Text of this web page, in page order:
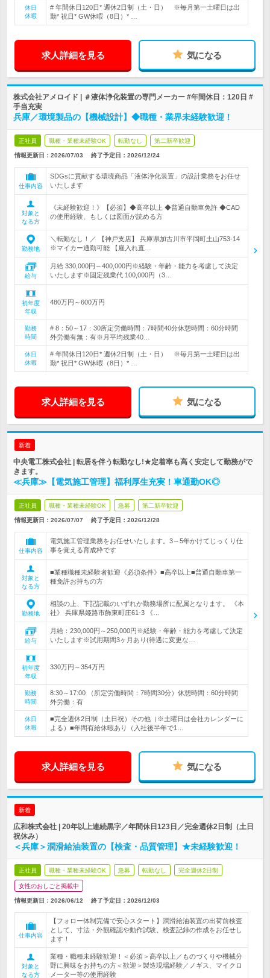
休日
休暇
# 年間休日120日* 週休2日制（土・日） ※毎月第一土曜日は出
勤* 祝日* GW休暇（8日）* …
求人詳細を見る 気になる
株式会社アメロイド | ＃液体浄化装置の専門メーカー #年間休日：120日 #
手当充実
兵庫／環境製品の【機械設計】◆職種・業界未経験歓迎！
正社員 職種・業種未経験OK 転勤なし 第二新卒歓迎
情報更新日：2026/07/03 終了予定日： 2026/12/24
仕事内容
SDGsに貢献する環境商品「液体浄化装置」の設計業務をお任せ
いたします
対象と
なる方
《未経験歓迎！》【必須】◆高卒以上 ◆普通自動車免許 ◆CAD
の使用経験、もしくは図面が読める方
勤務地
＼転勤なし！／ 【神戸支店】 兵庫県加古川市平岡町土山753-14
※マイカー通勤可能 【雇入れ直…
給与
月給 330,000円～400,000円※経験・年齢・能力を考慮して決定
いたします※固定残業代 100,000円（3…
初年度
年収
480万円～600万円
勤務
時間
# 8：50～17：30所定労働時間：7時間40分休憩時間：60分時間
外労働有無：有※月平均残業40…
休日
休暇
# 年間休日120日* 週休2日制（土・日） ※毎月第一土曜日は出
勤* 祝日* GW休暇（8日）* …
求人詳細を見る 気になる
新着
中央電工株式会社 | 転居を伴う転勤なし!★定着率も高く安定して勤務がで
きます。
≪兵庫≫【電気施工管理】福利厚生充実！車通勤OK◎
正社員 職種・業種未経験OK 急募 第二新卒歓迎
情報更新日：2026/07/07 終了予定日： 2026/12/28
仕事内容
電気施工管理業務をお任せいたします。3～5年かけてじっくり仕
事を覚える育成枠です
対象と
なる方
■業種職種未経験者歓迎《必須条件》■高卒以上■普通自動車第一
種免許お持ちの方
勤務地
相談の上、下記記載のいずれか勤務場所に配属となります。 《本
社》 兵庫県姫路市飾東町庄61-3 《…
給与
月給：230,000円～250,000円※経験・年齢・能力を考慮して決定
いたします※試用期間3ヶ月あり(待遇に変更な…
初年度
年収
330万円～354万円
勤務
時間
8:30～17:00 （所定労働時間：7時間30分）休憩時間：60分時間
外労働：有
休日
休暇
■完全週休2日制（土日祝）その他（※土曜日は会社カレンダーに
よる）■年間有給休暇あり（入社後半年で1…
求人詳細を見る 気になる
新着
広和株式会社 | 20年以上連続黒字／年間休日123日／完全週休2日制（土日
祝休み）
＜兵庫＞潤滑給油装置の【検査・品質管理】★未経験歓迎！
正社員 職種・業種未経験OK 急募 転勤なし 完全週休2日制
女性のおしごと掲載中
情報更新日：2026/06/12 終了予定日： 2026/12/03
仕事内容
【フォロー体制完備で安心スタート】潤滑給油装置の出荷前検査
として、寸法・外観確認や動作試験、検査記録の作成をお任せし
ます！
対象と
なる方
業種・職種未経験歓迎！＜必須＞高卒以上／ものづくりや機械分
野に興味をお持ちの方＜歓迎＞製造現場経験／ノギス、マイクロ
メーター等の使用経験